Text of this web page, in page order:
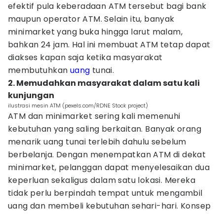
efektif pula keberadaan ATM tersebut bagi bank
maupun operator ATM. Selain itu, banyak
minimarket yang buka hingga larut malam,
bahkan 24 jam. Hal ini membuat ATM tetap dapat
diakses kapan saja ketika masyarakat
membutuhkan uang tunai.
2. Memudahkan masyarakat dalam satu kali
kunjungan
ilustrasi mesin ATM (pexels.com/RDNE Stock project)
ATM dan minimarket sering kali memenuhi
kebutuhan yang saling berkaitan. Banyak orang
menarik uang tunai terlebih dahulu sebelum
berbelanja. Dengan menempatkan ATM di dekat
minimarket, pelanggan dapat menyelesaikan dua
keperluan sekaligus dalam satu lokasi. Mereka
tidak perlu berpindah tempat untuk mengambil
uang dan membeli kebutuhan sehari-hari. Konsep